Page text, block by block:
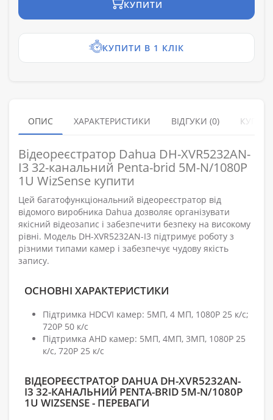
КУПИТИ
КУПИТИ В 1 КЛІК
ОПИС ХАРАКТЕРИСТИКИ ВІДГУКИ (0)
Відеореєстратор Dahua DH-XVR5232AN-
I3 32-канальний Penta-brid 5M-N/1080P
1U WizSense купити
Цей багатофункціональний відеореєстратор від
відомого виробника Dahua дозволяє організувати
якісний відеозапис і забезпечити безпеку на високому
рівні. Модель DH-XVR5232AN-I3 підтримує роботу з
різними типами камер і забезпечує чудову якість
запису.
ОСНОВНІ ХАРАКТЕРИСТИКИ
Підтримка HDCVI камер: 5МП, 4 МП, 1080P 25 к/с;
720P 50 к/с
Підтримка AHD камер: 5МП, 4МП, 3МП, 1080P 25
к/с, 720P 25 к/с
ВІДЕОРЕЄСТРАТОР DAHUA DH-XVR5232AN-
I3 32-КАНАЛЬНИЙ PENTA-BRID 5M-N/1080P
1U WIZSENSE - ПЕРЕВАГИ